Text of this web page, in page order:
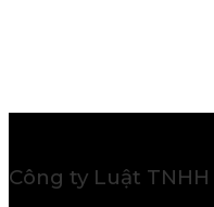
Công ty Luật